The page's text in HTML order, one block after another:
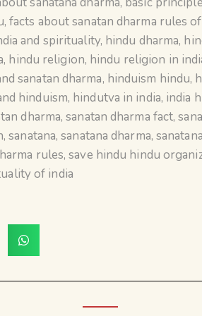
,facts about sanatan dharma rules
and spirituality, hindu dharma,
, hindu religion, hindu religion in
sanatan dharma, hinduism hindu,
hinduism, hindutva in india, india
dharma,sanatan dharma fact,
,sanatana,sanatana dharma,
rules,save hindu hindu
of india